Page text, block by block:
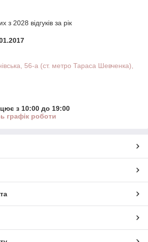
з 2028 відгуків за рік
56-а (ст. метро Тараса Шевченка),
з 10:00 до 19:00
графік роботи